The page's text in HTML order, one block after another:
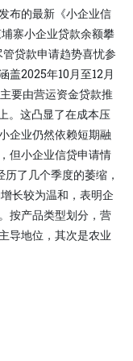
布的最新《小企业信
寨小企业贷款余额攀
贷款申请趋势喜忧参
盖2025年10月至12月
要由营运资金贷款推
。这凸显了在成本压
企业仍然依赖短期融
但小企业信贷申请情
了几个季度的萎缩，
长较为温和，表明企
按产品类型划分，营
导地位，其次是农业